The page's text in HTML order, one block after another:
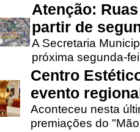
Atenção:
partir de
A Secretaria
próxima segunda-
Centro
evento
Aconteceu nesta
premiações do